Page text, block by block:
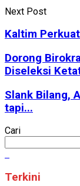
Next Post
Kaltim
Dorong
Diseleksi
Slank Bilang,
tapi...
Cari
Terkini